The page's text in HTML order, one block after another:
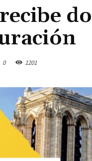
0 1201